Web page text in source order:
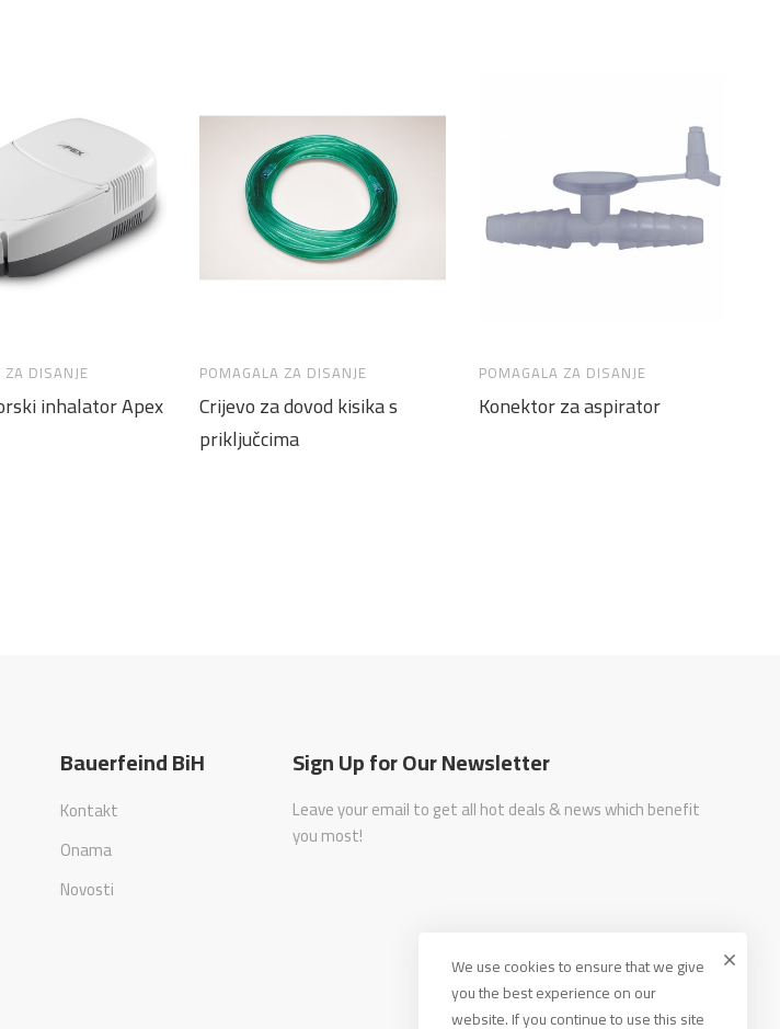
DISANJE
inhalator Apex
POMAGALA ZA DISANJE
Crijevo za dovod kisika s
priključcima
POMAGALA ZA DISANJE
Konektor za aspirator
Bauerfeind BiH
Kontakt
Onama
Novosti
Sign Up for Our Newsletter
Leave your email to get all hot deals & news which benefit
you most!
We use cookies to ensure that we give
you the best experience on our
website. If you continue to use this site